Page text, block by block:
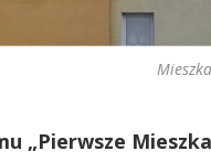
„Pierwsze